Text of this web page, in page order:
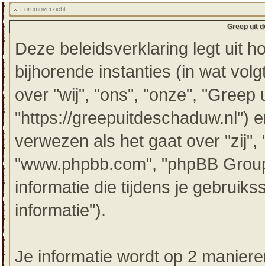
Forumoverzicht
Greep uit
Deze beleidsverklaring legt uit
bijhorende instanties (in wat
over "wij", "ons", "onze", "Greep
"https://greepuitdeschaduw.nl")
verwezen als het gaat over
"www.phpbb.com", "phpBB
informatie die tijdens je
informatie").
Je informatie wordt op 2